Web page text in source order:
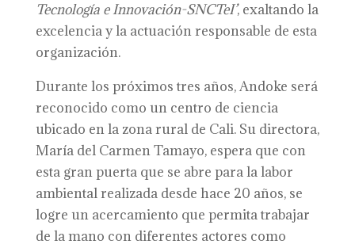
Tecnología e Innovación-SNCTeI’, exaltando la
excelencia y la actuación responsable de esta
organización.
Durante los próximos tres años, Andoke será
reconocido como un centro de ciencia
ubicado en la zona rural de Cali. Su directora,
María del Carmen Tamayo, espera que con
esta gran puerta que se abre para la labor
ambiental realizada desde hace 20 años, se
logre un acercamiento que permita trabajar
de la mano con diferentes actores como